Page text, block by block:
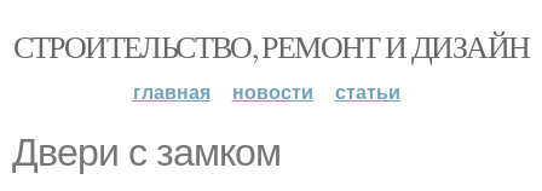
СТРОИТЕЛЬСТВО, РЕМОНТ И ДИЗАЙН
главная новости статьи
Двери с замком